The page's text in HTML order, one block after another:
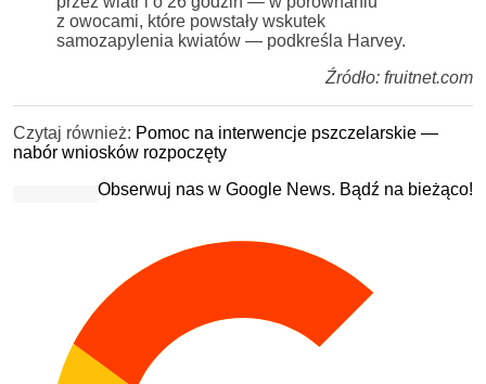
z owocami, które powstały wskutek
samozapylenia kwiatów — podkreśla Harvey.
Źródło: fruitnet.com
Czytaj również: Pomoc na interwencje pszczelarskie —
nabór wniosków rozpoczęty
Obserwuj nas w Google News. Bądź na bieżąco!